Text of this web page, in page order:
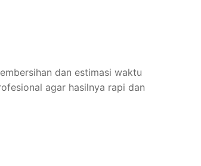
dan estimasi waktu
agar hasilnya rapi dan